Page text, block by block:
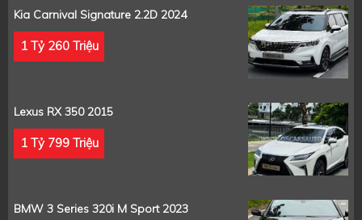
Kia Carnival Signature 2.2D 2024
1 Tỷ 260 Triệu
Lexus RX 350 2015
1 Tỷ 799 Triệu
BMW 3 Series 320i M Sport 2023